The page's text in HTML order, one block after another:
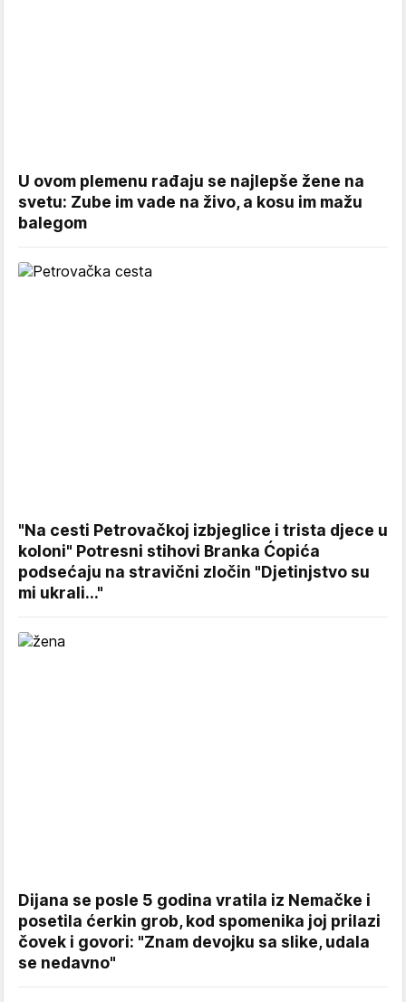
U ovom plemenu rađaju se najlepše žene na
svetu: Zube im vade na živo, a kosu im mažu
balegom
"Na cesti Petrovačkoj izbjeglice i trista djece u
koloni" Potresni stihovi Branka Ćopića
podsećaju na stravični zločin "Djetinjstvo su
mi ukrali..."
Dijana se posle 5 godina vratila iz Nemačke i
posetila ćerkin grob, kod spomenika joj prilazi
čovek i govori: "Znam devojku sa slike, udala
se nedavno"